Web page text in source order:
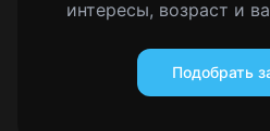
интересы, возраст и
Подобрать